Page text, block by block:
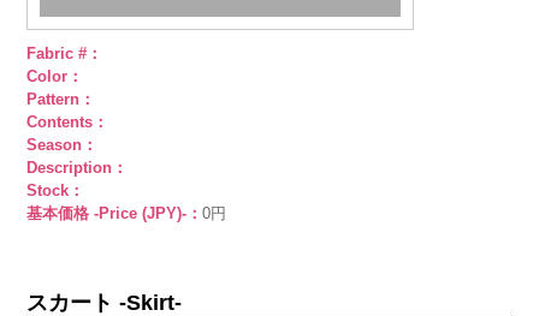
Fabric #：
Color：
Pattern：
Contents：
Season：
Description：
Stock：
基本価格 -Price (JPY)-：0円
スカート -Skirt-